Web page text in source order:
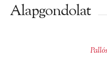
Alapgondolat